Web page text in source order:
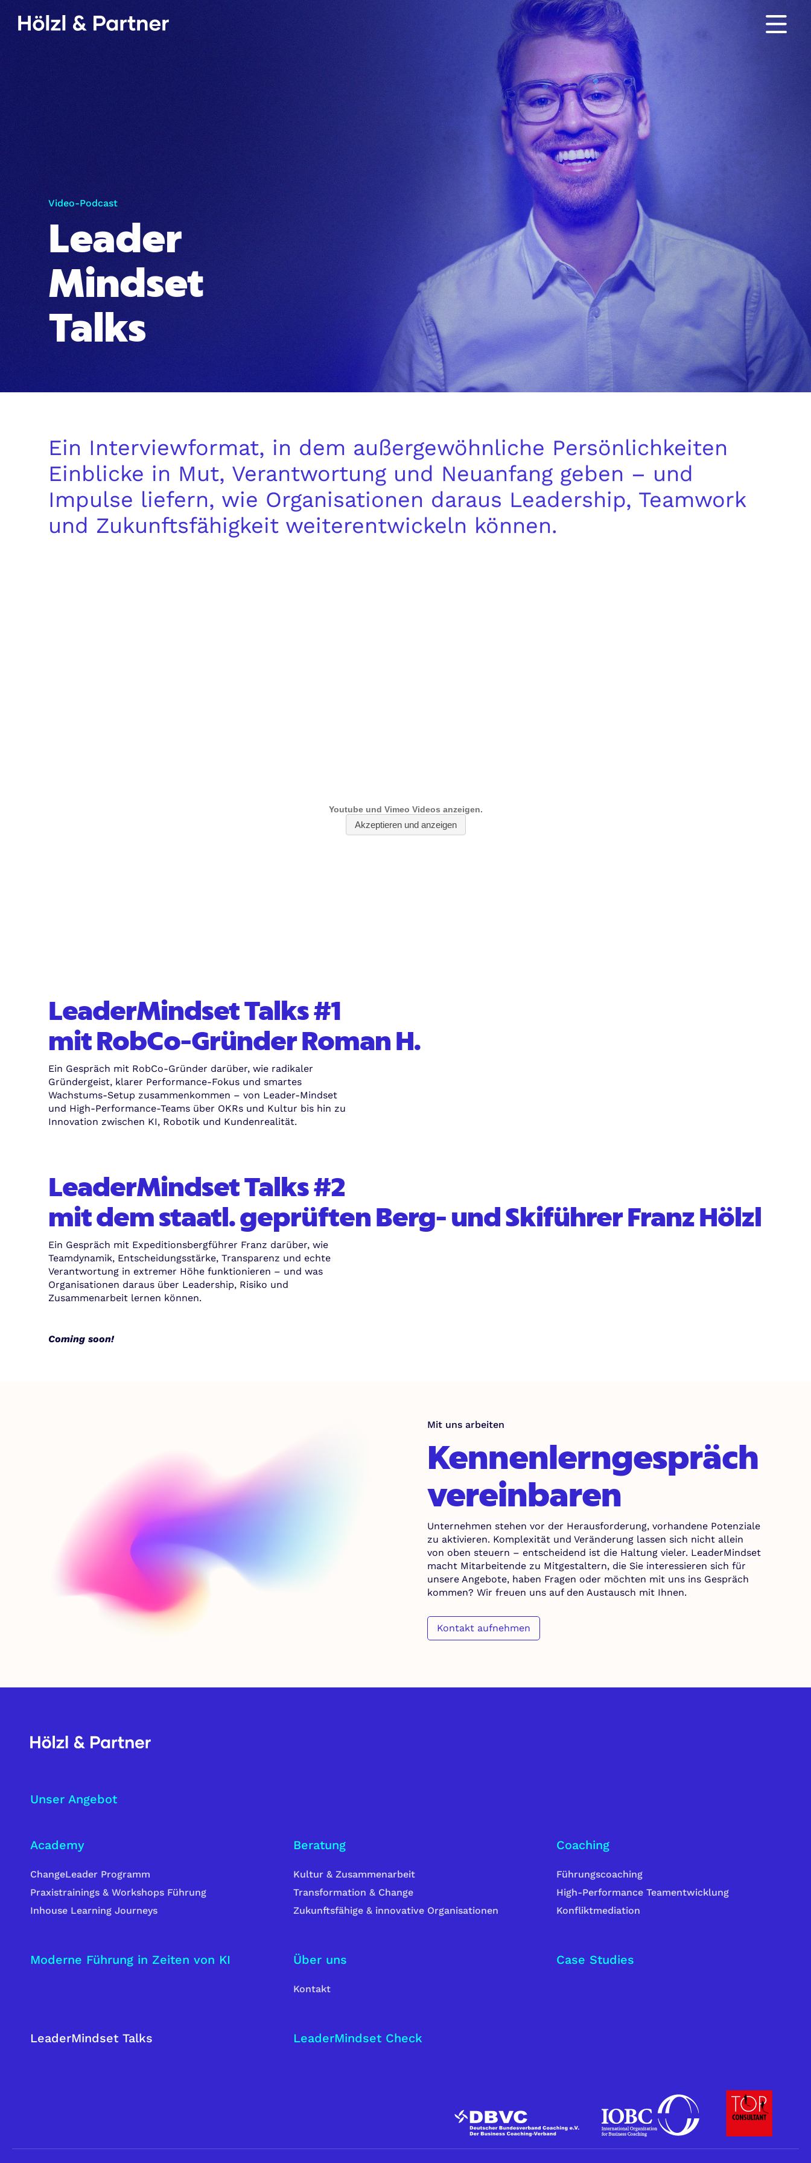
Video-Podcast
Leader
Mindset
Talks
Ein Interviewformat, in dem außergewöhnliche Persönlichkeiten
Einblicke in Mut, Verantwortung und Neuanfang geben – und
Impulse liefern, wie Organisationen daraus Leadership, Teamwork
und Zukunftsfähigkeit weiterentwickeln können.
LeaderMindset Talks #1
mit RobCo-Gründer Roman H.
Ein Gespräch mit RobCo-Gründer darüber, wie radikaler
Gründergeist, klarer Performance-Fokus und smartes
Wachstums-Setup zusammenkommen – von Leader-Mindset
und High-Performance-Teams über OKRs und Kultur bis hin zu
Innovation zwischen KI, Robotik und Kundenrealität.
LeaderMindset Talks #2
mit dem staatl. geprüften Berg- und Skiführer Franz Hölzl
Ein Gespräch mit Expeditionsbergführer Franz darüber, wie
Teamdynamik, Entscheidungsstärke, Transparenz und echte
Verantwortung in extremer Höhe funktionieren – und was
Organisationen daraus über Leadership, Risiko und
Zusammenarbeit lernen können.
Coming soon!
Mit uns arbeiten
Kennenlerngespräch
vereinbaren
Unternehmen stehen vor der Herausforderung, vorhandene Potenziale
zu aktivieren. Komplexität und Veränderung lassen sich nicht allein
von oben steuern – entscheidend ist die Haltung vieler. LeaderMindset
macht Mitarbeitende zu Mitgestaltern, die Sie interessieren sich für
unsere Angebote, haben Fragen oder möchten mit uns ins Gespräch
kommen? Wir freuen uns auf den Austausch mit Ihnen.
Kontakt aufnehmen
Unser Angebot
Academy
ChangeLeader Programm
Praxistrainings & Workshops Führung
Inhouse Learning Journeys
Beratung
Kultur & Zusammenarbeit
Transformation & Change
Zukunftsfähige & innovative Organisationen
Coaching
Führungscoaching
High-Performance Teamentwicklung
Konfliktmediation
Moderne Führung in Zeiten von KI Über uns
Kontakt
Case Studies
LeaderMindset Talks LeaderMindset Check